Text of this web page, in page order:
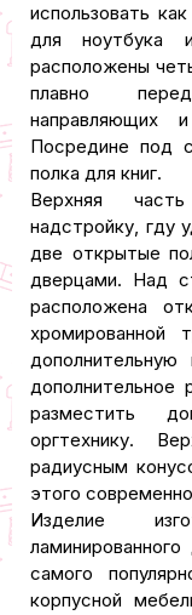
использовать
для ноутбука
расположены
плавно
направляющих
Посредине под
полка для книг.
Верхняя
надстройку, гду
две открытые
дверцами. Над
расположена
хромированной
дополнительное
разместить
оргтехнику.
радиусным
этого
Изделие
самого
корпусной